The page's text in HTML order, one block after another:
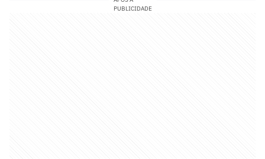
PUBLICIDADE